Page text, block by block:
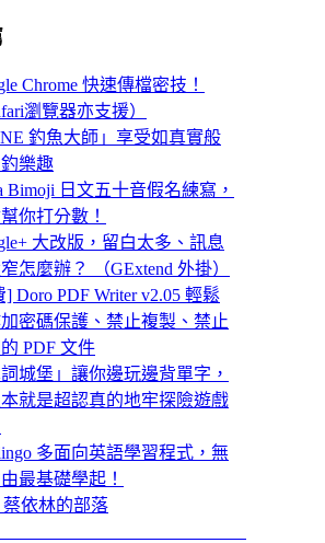
Chrome 快速傳檔密技！
瀏覽器亦支援）
釣魚大師」享受如真實般
樂趣
Bimoji 日文五十音假名練寫，
你打分數！
大改版，留白太多、訊息
怎麼辦？ （GExtend 外掛）
] Doro PDF Writer v2.05 輕鬆
密碼保護、禁止複製、禁止
PDF 文件
詞城堡」讓你邊玩邊背單字，
就是超認真的地牢探險遊戲
多面向英語學習程式，無
最基礎學起！
蔡依林的部落